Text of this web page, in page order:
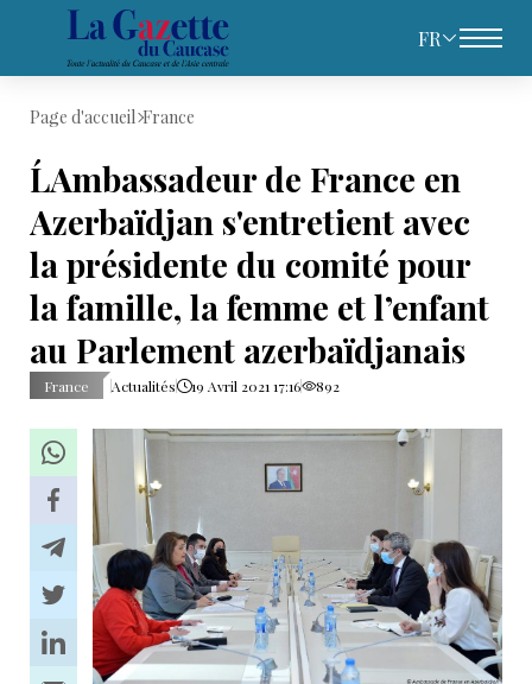
FR
Page d'accueil France
L´Ambassadeur de France en
Azerbaïdjan s'entretient avec
la présidente du comité pour
la famille, la femme et l’enfant
au Parlement azerbaïdjanais
France Actualités 19 Avril 2021 17:16 892